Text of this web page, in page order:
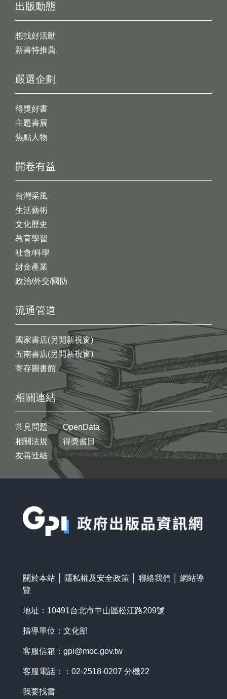
出版動態
想找好活動
新書特推薦
開卷有益
台灣采風
生活藝術
文化歷史
教育學習
社會/科學
財金產業
政治/外交/國防
嚴選企劃
得獎好書
主題書展
焦點人物
流通管道
國家書店(另開新視窗)
五南書店(另開新視窗)
寄存圖書館
相關連結
常見問題
相關法規
友善連結
OpenData
得獎書目
關於本站 隱私權及安全政策 聯絡我們
網站導
覽
地址：10491台北市中山區松江路209號
指導單位：文化部
客服信箱： gpi@moc.gov.tw
客服電話：：02-2518-0207 分機22
我要找書